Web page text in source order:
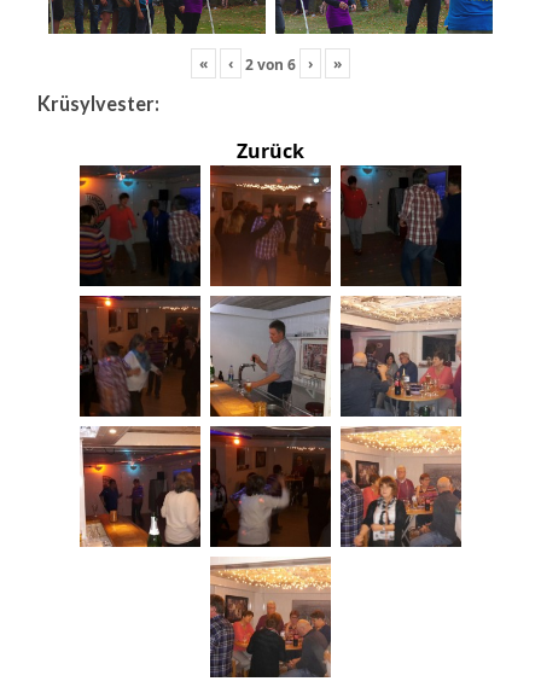
« ‹ 2von 6 › »
Krüsylvester:
Zurück